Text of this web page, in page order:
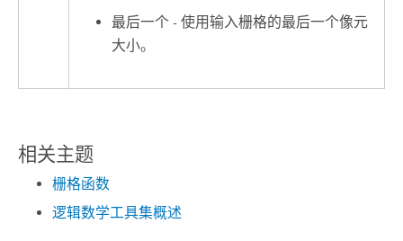
最后一个 - 使用输入栅格的最后一个像元
大小。
相关主题
栅格函数
逻辑数学工具集概述